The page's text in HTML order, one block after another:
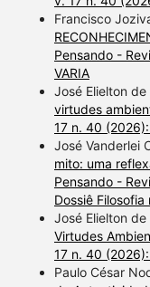
Francisco
Pensando -
VARIA
José Elielton de
virtudes
17 n. 40
José Vanderlei
mito: uma
Pensando -
Dossiê Filosofia
José Elielton de
Virtudes
17 n. 40
Paulo César